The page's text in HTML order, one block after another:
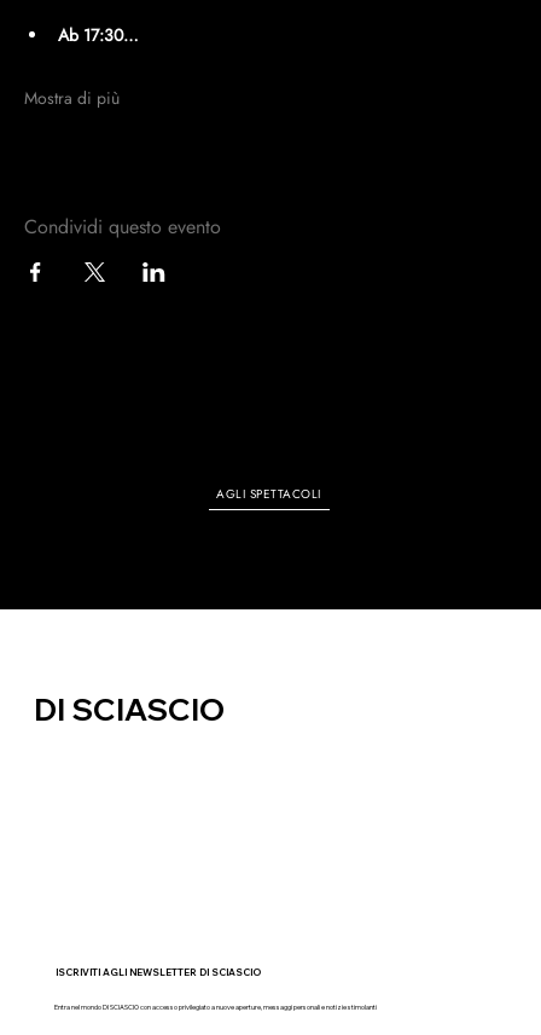
Ab 17:30…
Mostra di più
Condividi questo evento
AGLI SPETTACOLI
ISCRIVITI AGLI NEWSLETTER DI SCIASCIO
Entra nel mondo DI SCIASCIO con accesso privilegiato a nuove aperture, messaggi personali e notizie stimolanti
DI SCIASCIO